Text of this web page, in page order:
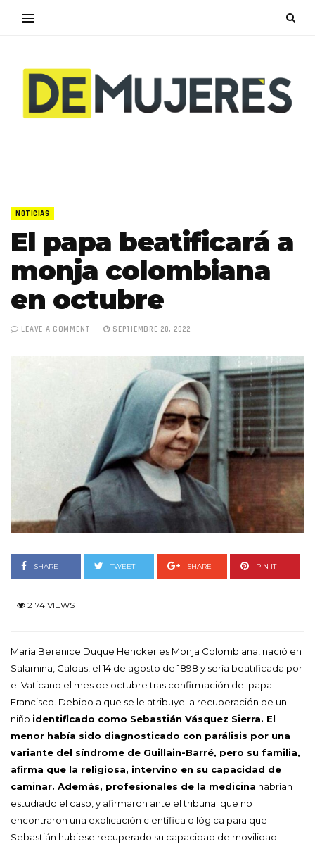
NOTICIAS
El papa beatificará a
monja colombiana
en octubre
LEAVE A COMMENT SEPTIEMBRE 20, 2022
SHARE TWEET SHARE PIN IT
2174 VIEWS
María Berenice Duque Hencker es Monja Colombiana, nació en
Salamina, Caldas, el 14 de agosto de 1898 y sería beatificada por
el Vaticano el mes de octubre tras confirmación del papa
Francisco. Debido a que se le atribuye la recuperación de un
niño identificado como Sebastián Vásquez Sierra. El
menor había sido diagnosticado con parálisis por una
variante del síndrome de Guillain-Barré, pero su familia,
afirma que la religiosa, intervino en su capacidad de
caminar. Además, profesionales de la medicina habrían
estudiado el caso, y afirmaron ante el tribunal que no
encontraron una explicación científica o lógica para que
Sebastián hubiese recuperado su capacidad de movilidad.